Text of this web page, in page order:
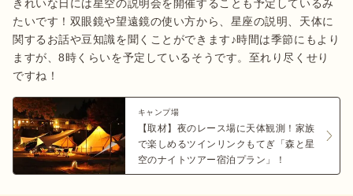
きれいな日には星空の説明会を開催することも予定しているみ
たいです！双眼鏡や望遠鏡の使い方から、星座の説明、天体に
関するお話や豆知識を聞くことができます♪時間は季節にもより
ますが、8時くらいを予定しているそうです。至れり尽くせり
ですね！
キャンプ場
【取材】夜のレース場に天体観測！家族
で楽しめるツインリンクもてぎ「森と星
空のナイトツアー宿泊プラン」！